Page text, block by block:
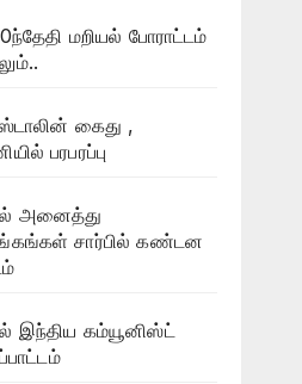
மறியல் போராட்டம்
ஸ்டாலின் கைது ,
பரபரப்பு
அனைத்து
சார்பில் கண்டன
இந்திய கம்யூனிஸ்ட்